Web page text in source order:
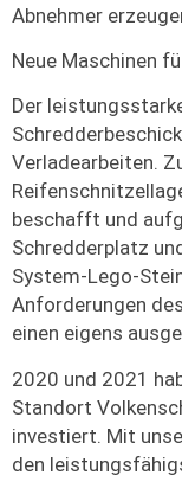
Abnehmer
Neue Maschinen
Der
Verladearbeiten.
beschafft und
Schredderplatz
System-Lego-
Anforderungen
einen eigens
2020 und 2021
Standort
investiert. Mit
den